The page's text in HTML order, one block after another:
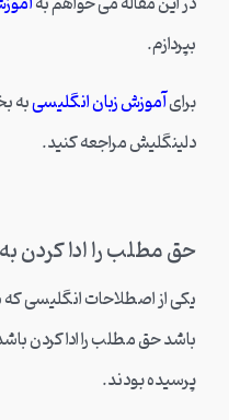
بپردازم.
برایآموزش زبان انگلیسیبه
دلینگلیش مراجعه کنید.
حق مطلب را ادا کردن
یکی از اصطلاحات انگلیسی که
باشد حق مطلب را ادا کردن
پرسیده بودند.